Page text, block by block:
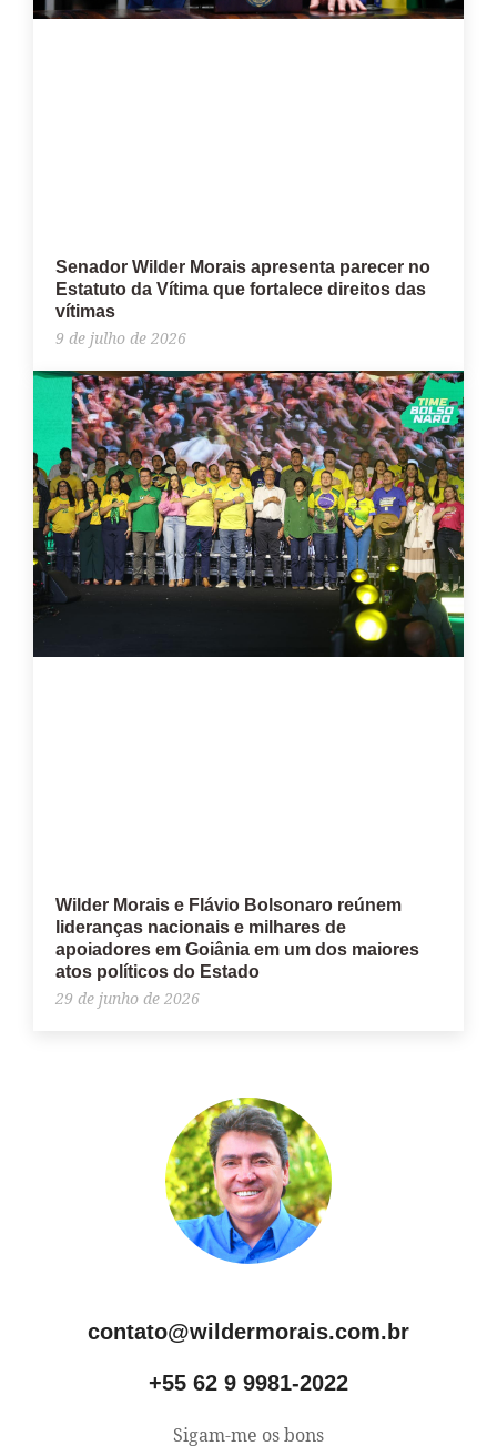
Senador Wilder Morais apresenta parecer no
Estatuto da Vítima que fortalece direitos das
vítimas
9 de julho de 2026
Wilder Morais e Flávio Bolsonaro reúnem
lideranças nacionais e milhares de
apoiadores em Goiânia em um dos maiores
atos políticos do Estado
29 de junho de 2026
contato@wildermorais.com.br
+55 62 9 9981-2022
Sigam-me os bons